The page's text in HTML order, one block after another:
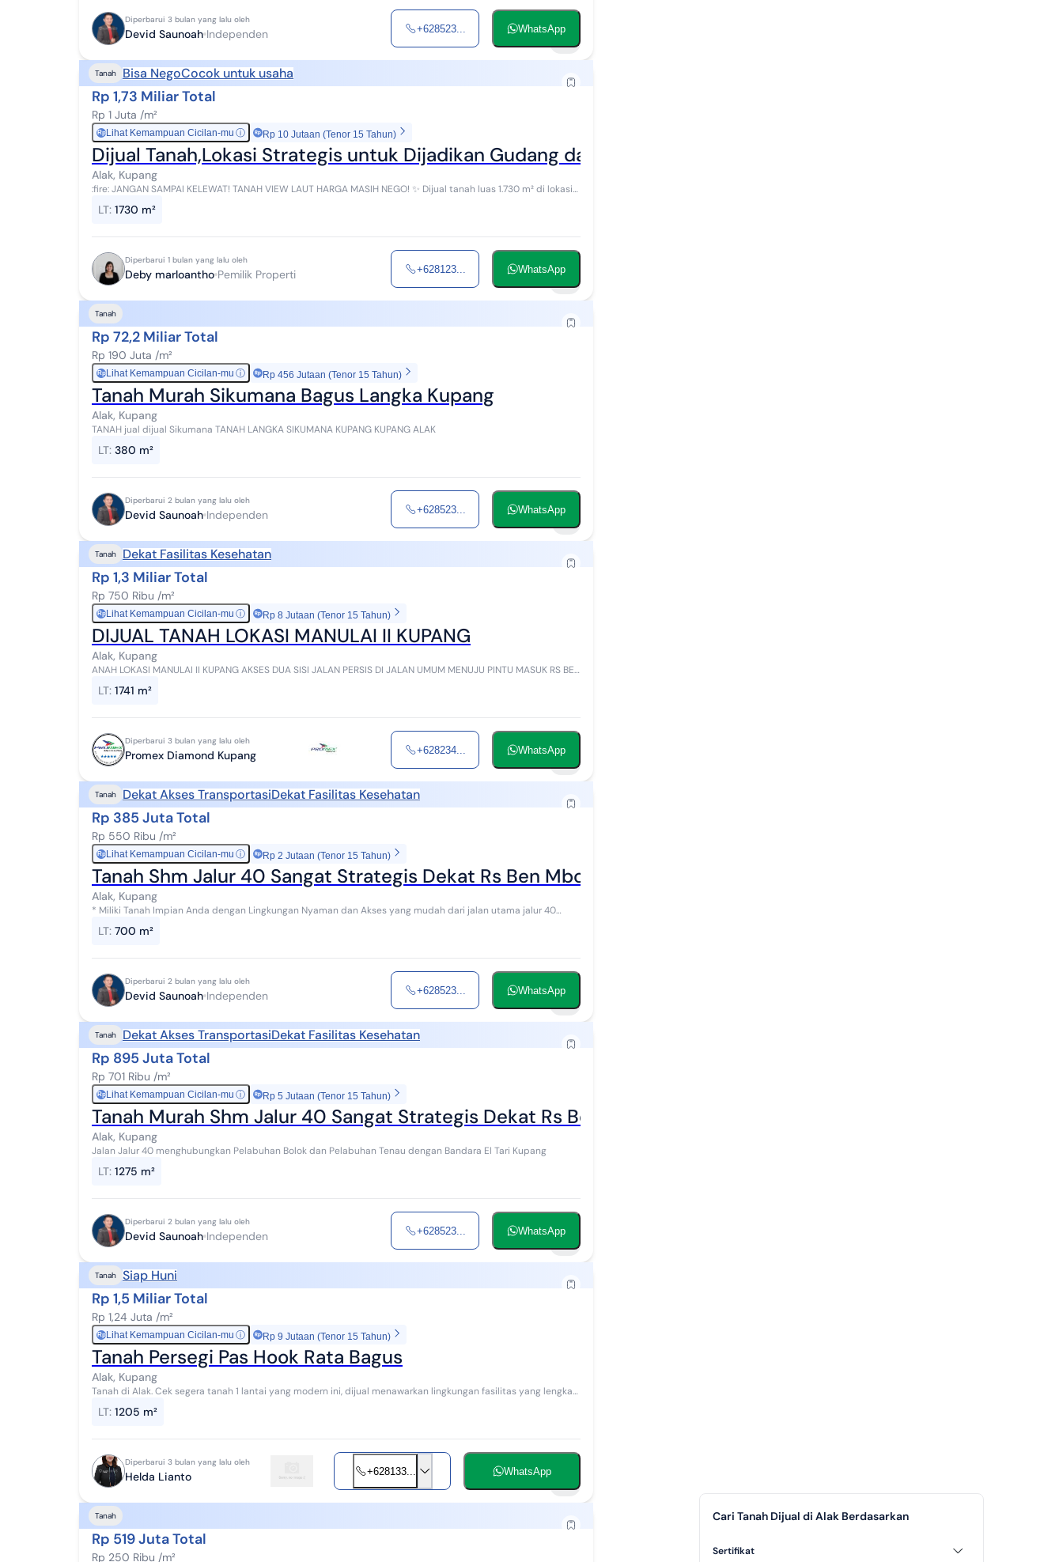
Diperbarui 3 bulan yang lalu oleh
Devid Saunoah Independen +628523... WhatsApp
Tanah Bisa NegoCocok untuk usaha
Rp 1,73 Miliar Total
Rp 1 Juta /m²
RpLihat Kemampuan Cicilan-mu ⓘ Rp 10 Jutaan (Tenor 15 Tahun)
Dijual Tanah,Lokasi Strategis untuk Dijadikan Gudang dan Investasi
Alak, Kupang
:fire: JANGAN SAMPAI KELEWAT! TANAH VIEW LAUT HARGA MASIH NEGO! ✨ Dijual tanah luas 1.730 m² di lokasi
LT: 1730 m²
Diperbarui 1 bulan yang lalu oleh
Deby marloantho Pemilik Properti +628123... WhatsApp
Tanah
Rp 72,2 Miliar Total
Rp 190 Juta /m²
RpLihat Kemampuan Cicilan-mu ⓘ Rp 456 Jutaan (Tenor 15 Tahun)
Tanah Murah Sikumana Bagus Langka Kupang
Alak, Kupang
TANAH jual dijual Sikumana TANAH LANGKA SIKUMANA KUPANG KUPANG ALAK
LT: 380 m²
Diperbarui 2 bulan yang lalu oleh
Devid Saunoah Independen +628523... WhatsApp
Tanah Dekat Fasilitas Kesehatan
Rp 1,3 Miliar Total
Rp 750 Ribu /m²
RpLihat Kemampuan Cicilan-mu ⓘ Rp 8 Jutaan (Tenor 15 Tahun)
DIJUAL TANAH LOKASI MANULAI II KUPANG
Alak, Kupang
ANAH LOKASI MANULAI II KUPANG AKSES DUA SISI JALAN PERSIS DI JALAN UMUM MENUJU PINTU MASUK RS BEN
LT: 1741 m²
Diperbarui 3 bulan yang lalu oleh
Promex Diamond Kupang +628234... WhatsApp
Tanah Dekat Akses TransportasiDekat Fasilitas Kesehatan
Rp 385 Juta Total
Rp 550 Ribu /m²
RpLihat Kemampuan Cicilan-mu ⓘ Rp 2 Jutaan (Tenor 15 Tahun)
Tanah Shm Jalur 40 Sangat Strategis Dekat Rs Ben Mboi Kota Kupang
Alak, Kupang
* Miliki Tanah Impian Anda dengan Lingkungan Nyaman dan Akses yang mudah dari jalan utama jalur 40
LT: 700 m²
Diperbarui 2 bulan yang lalu oleh
Devid Saunoah Independen +628523... WhatsApp
Tanah Dekat Akses TransportasiDekat Fasilitas Kesehatan
Rp 895 Juta Total
Rp 701 Ribu /m²
RpLihat Kemampuan Cicilan-mu ⓘ Rp 5 Jutaan (Tenor 15 Tahun)
Tanah Murah Shm Jalur 40 Sangat Strategis Dekat Rs Ben Mboi Kota Kupang
Alak, Kupang
Jalan Jalur 40 menghubungkan Pelabuhan Bolok dan Pelabuhan Tenau dengan Bandara El Tari Kupang
LT: 1275 m²
Diperbarui 2 bulan yang lalu oleh
Devid Saunoah Independen +628523... WhatsApp
Tanah Siap Huni
Rp 1,5 Miliar Total
Rp 1,24 Juta /m²
RpLihat Kemampuan Cicilan-mu ⓘ Rp 9 Jutaan (Tenor 15 Tahun)
Tanah Persegi Pas Hook Rata Bagus
Alak, Kupang
Tanah di Alak. Cek segera tanah 1 lantai yang modern ini, dijual menawarkan lingkungan fasilitas yang lengkap,
LT: 1205 m²
Diperbarui 3 bulan yang lalu oleh
Helda Lianto +628133... WhatsApp
Tanah
Rp 519 Juta Total
Rp 250 Ribu /m²
Cari Tanah Dijual di Alak Berdasarkan
Sertifikat